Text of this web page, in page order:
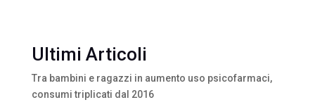
Ultimi Articoli
Tra bambini e ragazzi in aumento uso psicofarmaci,
consumi triplicati dal 2016